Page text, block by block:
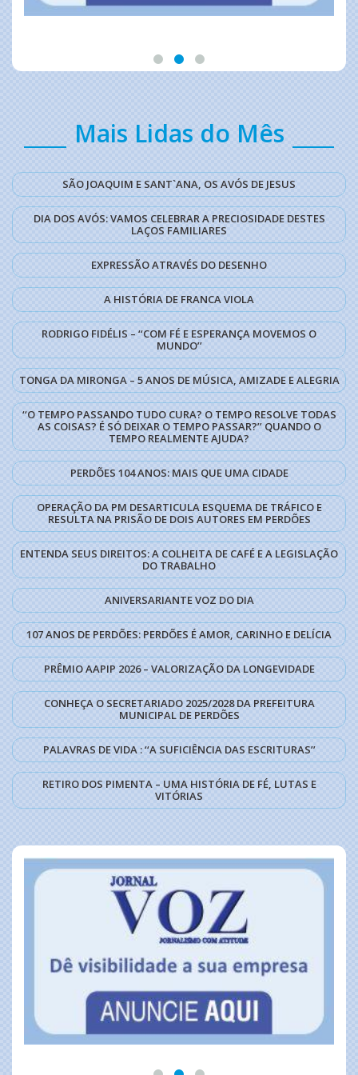
Mais Lidas do Mês
SÃO JOAQUIM E SANT`ANA, OS AVÓS DE JESUS
DIA DOS AVÓS: VAMOS CELEBRAR A PRECIOSIDADE DESTES
LAÇOS FAMILIARES
EXPRESSÃO ATRAVÉS DO DESENHO
A HISTÓRIA DE FRANCA VIOLA
RODRIGO FIDÉLIS – ‘‘COM FÉ E ESPERANÇA MOVEMOS O
MUNDO’’
TONGA DA MIRONGA – 5 ANOS DE MÚSICA, AMIZADE E ALEGRIA
‘‘O TEMPO PASSANDO TUDO CURA? O TEMPO RESOLVE TODAS
AS COISAS? É SÓ DEIXAR O TEMPO PASSAR?’’ QUANDO O
TEMPO REALMENTE AJUDA?
PERDÕES 104 ANOS: MAIS QUE UMA CIDADE
OPERAÇÃO DA PM DESARTICULA ESQUEMA DE TRÁFICO E
RESULTA NA PRISÃO DE DOIS AUTORES EM PERDÕES
ENTENDA SEUS DIREITOS: A COLHEITA DE CAFÉ E A LEGISLAÇÃO
DO TRABALHO
ANIVERSARIANTE VOZ DO DIA
107 ANOS DE PERDÕES: PERDÕES É AMOR, CARINHO E DELÍCIA
PRÊMIO AAPIP 2026 – VALORIZAÇÃO DA LONGEVIDADE
CONHEÇA O SECRETARIADO 2025/2028 DA PREFEITURA
MUNICIPAL DE PERDÕES
PALAVRAS DE VIDA : ‘‘A SUFICIÊNCIA DAS ESCRITURAS’’
RETIRO DOS PIMENTA – UMA HISTÓRIA DE FÉ, LUTAS E
VITÓRIAS